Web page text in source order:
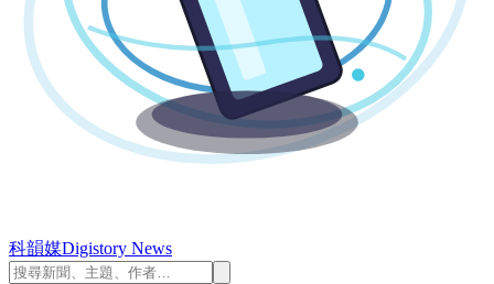
科韻媒Digistory News